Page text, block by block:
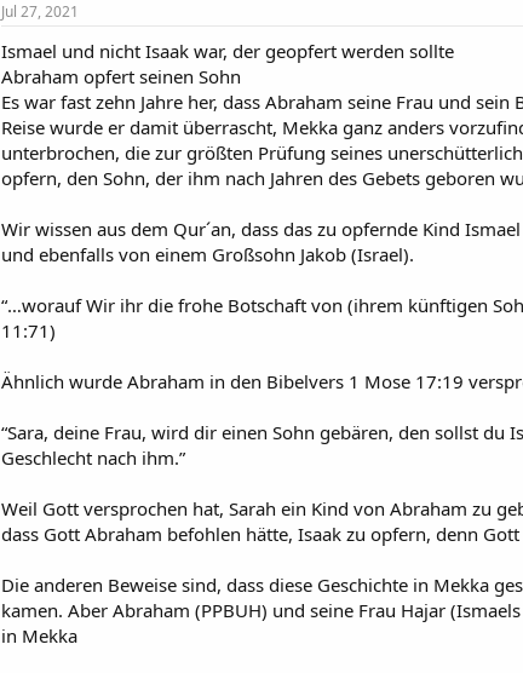
Jul 27, 2021
Ismael und nicht Isaak war, der geopfert werden sollte
Abraham opfert seinen Sohn
Es war fast zehn Jahre her, dass Abraham seine Frau und
Reise wurde er damit überrascht, Mekka ganz anders
unterbrochen, die zur größten Prüfung seines
opfern, den Sohn, der ihm nach Jahren des Gebets geboren
Wir wissen aus dem Qur´an, dass das zu opfernde Kind
und ebenfalls von einem Großsohn Jakob (Israel).
“…worauf Wir ihr die frohe Botschaft von (ihrem künftigen
11:71)
Ähnlich wurde Abraham in den Bibelvers 1 Mose 17:19
“Sara, deine Frau, wird dir einen Sohn gebären, den sollst
Geschlecht nach ihm.”
Weil Gott versprochen hat, Sarah ein Kind von Abraham zu
dass Gott Abraham befohlen hätte, Isaak zu opfern, denn
Die anderen Beweise sind, dass diese Geschichte in Mekka
kamen. Aber Abraham (PPBUH) und seine Frau Hajar
in Mekka